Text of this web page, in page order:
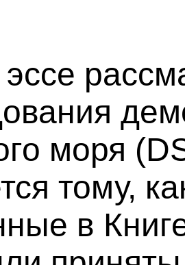
моря
тому,
в